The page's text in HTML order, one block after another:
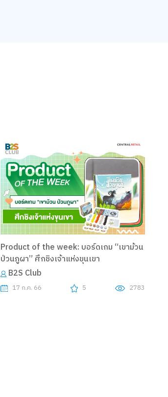
Product of the week: บอร์ดเกม “เขาม้วน
ป่วนภูผา” ศึกชิงเจ้าแห่งขุนเขา
B2S Club
17 ก.ค. 66 5 2783